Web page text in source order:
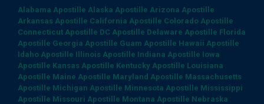
Alabama Apostille Alaska Apostille Arizona Apostille
Arkansas Apostille California Apostille Colorado Apostille
Connecticut Apostille DC Apostille Delaware Apostille Florida
Apostille Georgia Apostille Guam Apostille Hawaii Apostille
Idaho Apostille Illinois Apostille Indiana Apostille Iowa
Apostille Kansas Apostille Kentucky Apostille Louisiana
Apostille Maine Apostille Maryland Apostille Massachusetts
Apostille Michigan Apostille Minnesota Apostille Mississippi
Apostille Missouri Apostille Montana Apostille Nebraska